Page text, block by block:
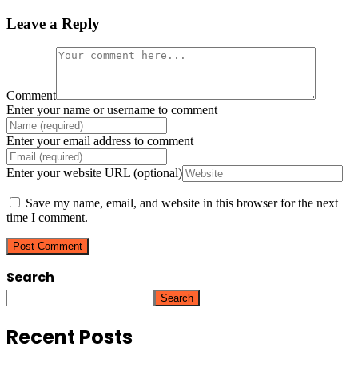
Leave a Reply
Comment
Enter your name or username to comment
Enter your email address to comment
Enter your website URL (optional)
Save my name, email, and website in this browser for the next
time I comment.
Search
Search
Recent Posts